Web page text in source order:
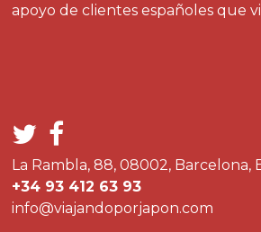
apoyo de clientes españoles que
La Rambla, 88, 08002, Barcelona,
+34 93 412 63 93
info@viajandoporjapon.com